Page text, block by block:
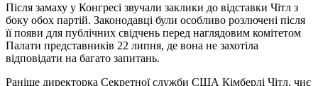
Після замаху у Конгресі звучали заклики до відставки Чітл з
боку обох партій. Законодавці були особливо розлючені після
її появи для публічних свідчень перед наглядовим комітетом
Палати представників 22 липня, де вона не захотіла
відповідати на багато запитань.
Раніше директорка Секретної служби США Кімберлі Чітл, чиє